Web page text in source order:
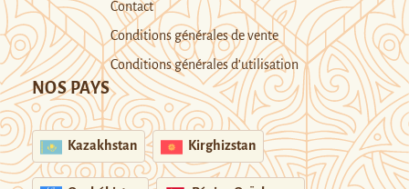
Contact
Conditions générales de vente
Conditions générales d’utilisation
NOS PAYS
Kazakhstan Kirghizstan